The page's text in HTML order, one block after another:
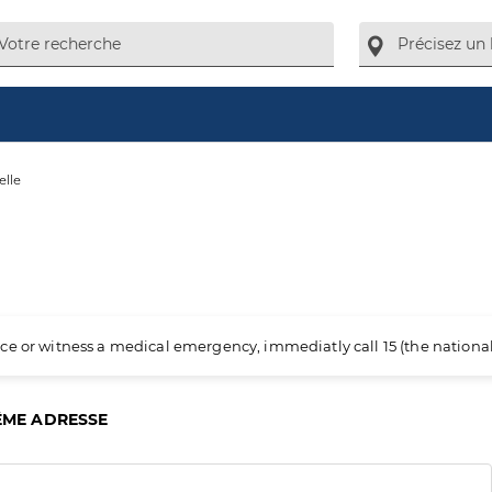
or witness a medical emergency, immediatly call 15 (the
ADRESSE